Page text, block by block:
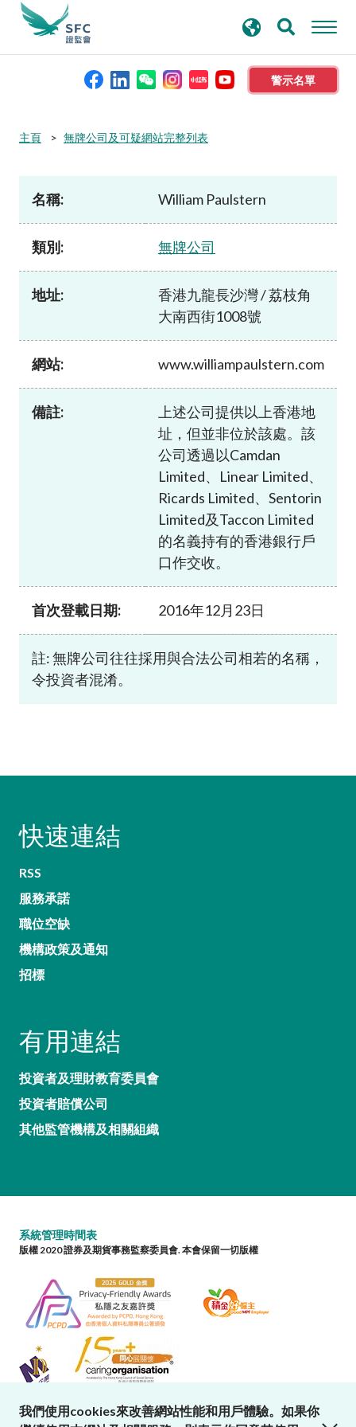
警示名單
本會簡介
規則及標準
資料庫
加入本會
尋
主頁 無牌公司及可疑網站完整列表
名稱: William Paulstern
類別: 無牌公司
地址:
香港九龍長沙灣 / 荔枝角
大南西街1008號
網站: www.williampaulstern.com
備註:
上述公司提供以上香港地
址，但並非位於該處。該
公司透過以Camdan
Limited、Linear Limited、
Ricards Limited、Sentorin
Limited及Taccon Limited
的名義持有的香港銀行戶
口作交收。
首次登載日期: 2016年12月23日
註: 無牌公司往往採用與合法公司相若的名稱，
令投資者混淆。
快速連結
RSS
服務承諾
職位空缺
機構政策及通知
招標
有用連結
投資者及理財教育委員會
投資者賠償公司
其他監管機構及相關組織
系統管理時間表
版權 2020 證券及期貨事務監察委員會. 本會保留一切版權
我們使用cookies來改善網站性能和用戶體驗。如果你
close cookies alert